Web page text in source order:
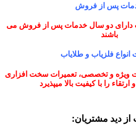
پس از فروش
دو سال خدمات پس از فروش می
باشند
انواع فلزیاب و طلایاب
ویژه و تخصصی، تعمیرات سخت افزاری
را با کیفیت بالا میپذیرد
از دید مشتریان: